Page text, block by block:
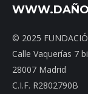
© 2025
Calle Vaquerías 7
28007 Madrid
C.I.F. R2802790B